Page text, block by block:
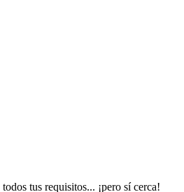
tus requisitos... ¡pero sí cerca!